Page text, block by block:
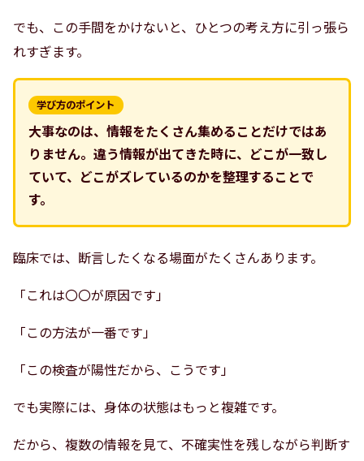
でも、この手間をかけないと、ひとつの考え方に引っ張ら
れすぎます。
学び方のポイント
大事なのは、情報をたくさん集めることだけではあ
りません。違う情報が出てきた時に、どこが一致し
ていて、どこがズレているのかを整理することで
す。
臨床では、断言したくなる場面がたくさんあります。
「これは〇〇が原因です」
「この方法が一番です」
「この検査が陽性だから、こうです」
でも実際には、身体の状態はもっと複雑です。
だから、複数の情報を見て、不確実性を残しながら判断す